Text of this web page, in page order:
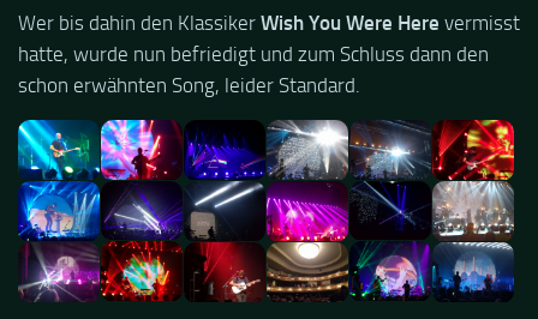
Wer bis dahin den Klassiker Wish You Were Here vermisst
hatte, wurde nun befriedigt und zum Schluss dann den
schon erwähnten Song, leider Standard.